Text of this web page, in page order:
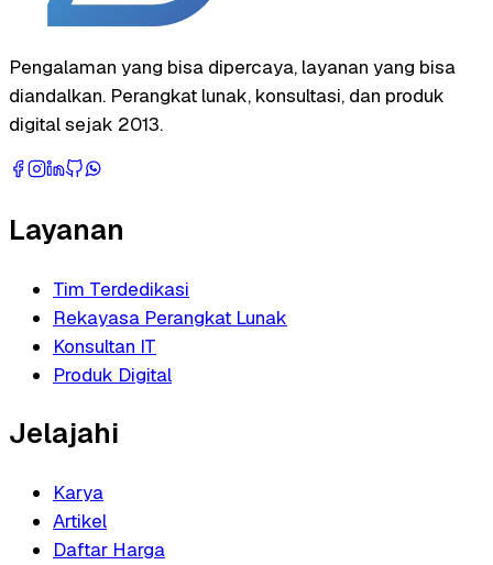
Pengalaman yang bisa dipercaya, layanan yang bisa
diandalkan. Perangkat lunak, konsultasi, dan produk
digital sejak 2013.
Layanan
Tim Terdedikasi
Rekayasa Perangkat Lunak
Konsultan IT
Produk Digital
Jelajahi
Karya
Artikel
Daftar Harga